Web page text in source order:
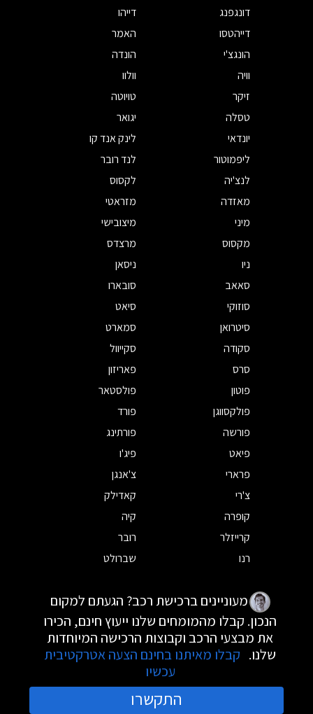
דונגפנג
דייהו
דייהטסו
האמר
הונגצ'י
הונדה
וויה
וולוו
זיקר
טויוטה
טסלה
יגואר
יונדאי
לינק אנד קו
ליפמוטור
לנד רובר
לנצ'יה
לקסוס
מאזדה
מזראטי
מיני
מיצובישי
מקסוס
מרצדס
ניו
ניסאן
סאאב
סובארו
סוזוקי
סיאט
סיטרואן
סמארט
סקודה
סקייוול
סרס
פאריזון
פוטון
פולסטאר
פולקסווגן
פורד
פורשה
פורתינג
פיאט
פיג'ו
פרארי
צ'אנגן
צ'רי
קאדילק
קופרה
קיה
קרייזלר
רובר
רנו
שברולט
מעוניינים ברכישת רכב? הגעתם למקום
הנכון. קבלו מהמומחים שלנו ייעוץ חינם, הכירו
את מבצעי הרכב וקבוצות הרכישה המיוחדות
שלנו. קבלו מאיתנו בחינם הצעה אטרקטיבית
עכשיו
התקשרו